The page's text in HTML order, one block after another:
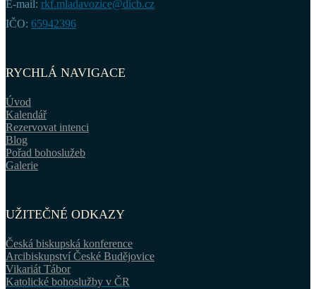
E-mail: rkf.mladavozice@dicb.cz
IČO: 65942396
RYCHLÁ NAVIGACE
Úvod
Kalendář
Rezervovat intenci
Blog
Pořad bohoslužeb
Galerie
UŽITEČNÉ ODKAZY
Česká biskupská konference
Arcibiskupství České Budějovice
Vikariát Tábor
Katolické bohoslužby v ČR